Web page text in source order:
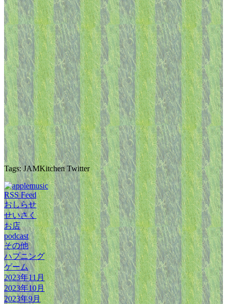
Tags: JAMKitchen Twitter
RSS Feed
おしらせ
せいさく
お店
podcast
その他
ハプニング
ゲーム
2023年11月
2023年10月
2023年9月